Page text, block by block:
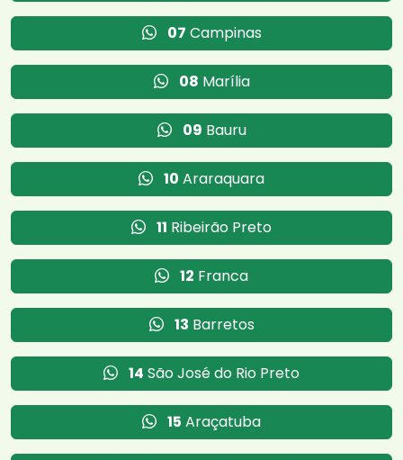
07 Campinas
08 Marília
09 Bauru
10 Araraquara
11 Ribeirão Preto
12 Franca
13 Barretos
14 São José do Rio Preto
15 Araçatuba